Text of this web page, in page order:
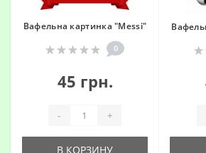
Вафельна картинка "Messi"
0
45 грн.
- +
В КОРЗИНУ